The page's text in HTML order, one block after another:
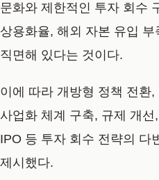
문화와 제한적인 투자 회수
상용화율, 해외 자본 유입 부
직면해 있다는 것이다.
이에 따라 개방형 정책 전환
사업화 체계 구축, 규제 개
IPO 등 투자 회수 전략의 다
제시했다.